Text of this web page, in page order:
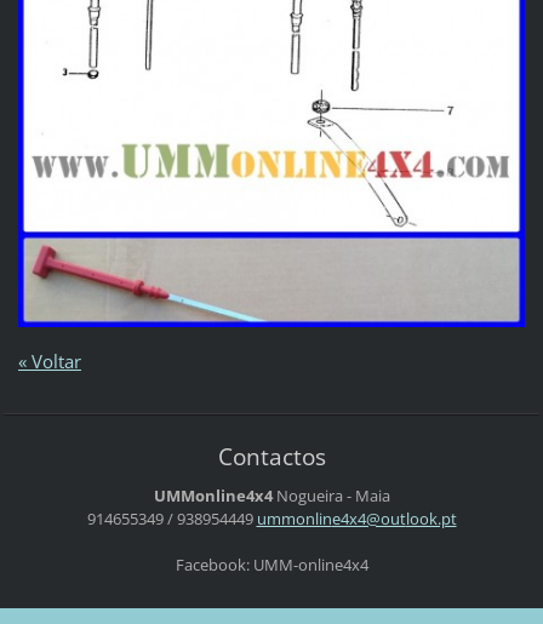
« Voltar
Contactos
UMMonline4x4 Nogueira - Maia
914655349 / 938954449 ummonline4x4@outlook.pt
Facebook: UMM-online4x4